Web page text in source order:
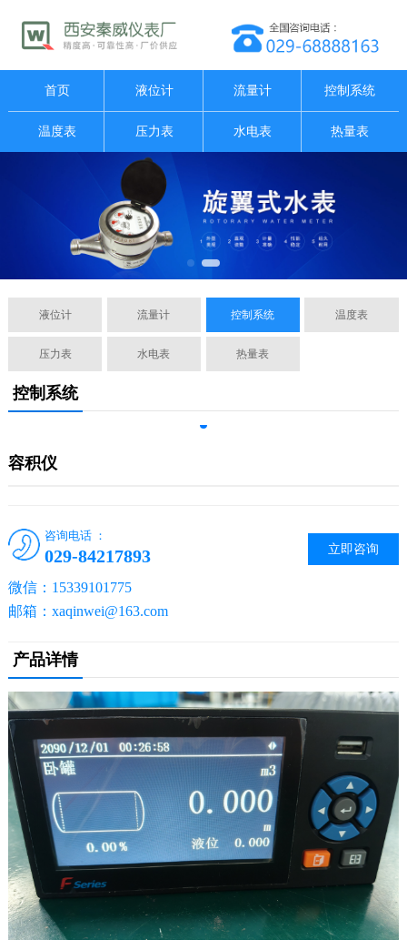
首页 液位计 流量计 控制系统
温度表 压力表 水电表 热量表
液位计 流量计 控制系统 温度表
压力表 水电表 热量表
控制系统
容积仪
立即咨询
咨询电话 ：
029-84217893
微信：15339101775
邮箱：xaqinwei@163.com
产品详情